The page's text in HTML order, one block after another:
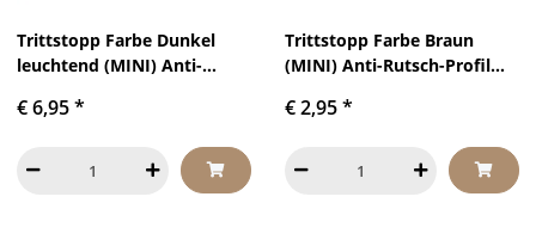
Trittstopp Farbe Dunkel
leuchtend (MINI) Anti-
Gleitschutz und
€ 6,95*
Trittstopp Farbe Braun
(MINI) Anti-Rutsch-Profil
und Rutschgummi
€ 2,95*